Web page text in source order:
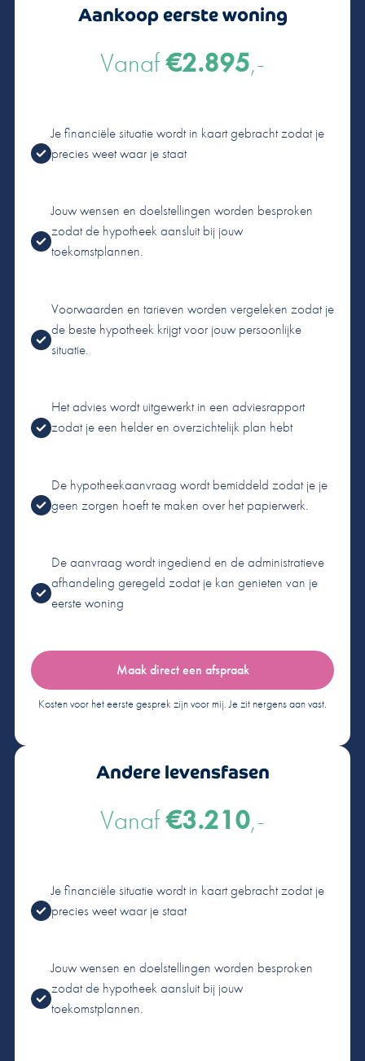
Aankoop eerste woning
Vanaf€2.895,-
Je financiële situatie wordt in kaart gebracht zodat je
precies weet waar je staat
Jouw wensen en doelstellingen worden besproken
zodat de hypotheek aansluit bij jouw
toekomstplannen.
Voorwaarden en tarieven worden vergeleken zodat je
de beste hypotheek krijgt voor jouw persoonlijke
situatie.
Het advies wordt uitgewerkt in een adviesrapport
zodat je een helder en overzichtelijk plan hebt
De hypotheekaanvraag wordt bemiddeld zodat je je
geen zorgen hoeft te maken over het papierwerk.
De aanvraag wordt ingediend en de administratieve
afhandeling geregeld zodat je kan genieten van je
eerste woning
Maak direct een afspraak
Kosten voor het eerste gesprek zijn voor mij. Je zit nergens aan vast.
Andere levensfasen
Vanaf€3.210,-
Je financiële situatie wordt in kaart gebracht zodat je
precies weet waar je staat
Jouw wensen en doelstellingen worden besproken
zodat de hypotheek aansluit bij jouw
toekomstplannen.